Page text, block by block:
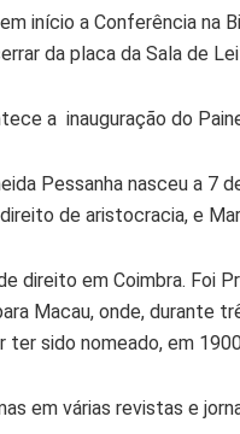
início a Conferência na
da placa da Sala de
a inauguração do
Pessanha nasceu a 7
de aristocracia, e
direito em Coimbra. Foi
Macau, onde, durante
ter sido nomeado, em
em várias revistas e